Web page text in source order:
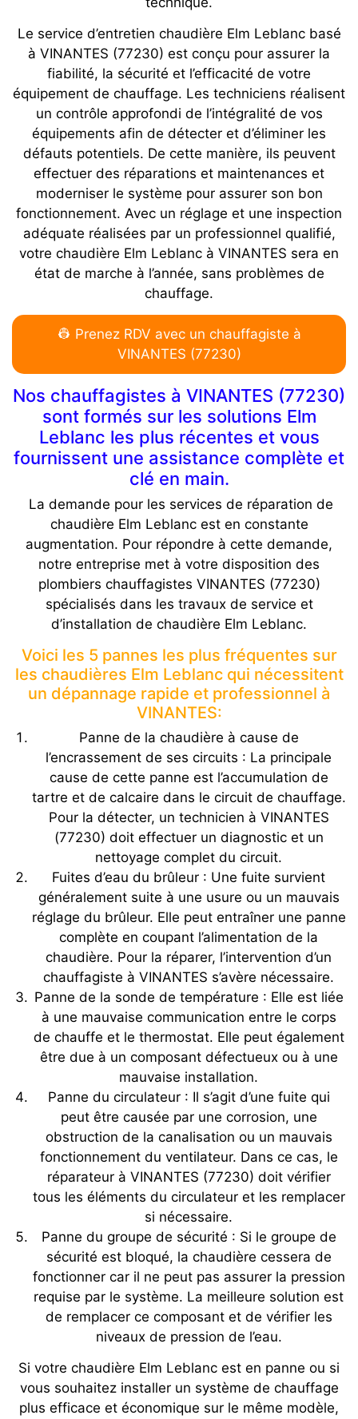
Le service d’entretien chaudière Elm Leblanc basé
à VINANTES (77230) est conçu pour assurer la
fiabilité, la sécurité et l’efficacité de votre
équipement de chauffage. Les techniciens réalisent
un contrôle approfondi de l’intégralité de vos
équipements afin de détecter et d’éliminer les
défauts potentiels. De cette manière, ils peuvent
effectuer des réparations et maintenances et
moderniser le système pour assurer son bon
fonctionnement. Avec un réglage et une inspection
adéquate réalisées par un professionnel qualifié,
votre chaudière Elm Leblanc à VINANTES sera en
état de marche à l’année, sans problèmes de
chauffage.
👷 Prenez RDV avec un chauffagiste à
VINANTES (77230)
Nos chauffagistes à VINANTES (77230)
sont formés sur les solutions Elm
Leblanc les plus récentes et vous
fournissent une assistance complète et
clé en main.
La demande pour les services de réparation de
chaudière Elm Leblanc est en constante
augmentation. Pour répondre à cette demande,
notre entreprise met à votre disposition des
plombiers chauffagistes VINANTES (77230)
spécialisés dans les travaux de service et
d’installation de chaudière Elm Leblanc.
Voici les 5 pannes les plus fréquentes sur
les chaudières Elm Leblanc qui nécessitent
un dépannage rapide et professionnel à
VINANTES:
Panne de la chaudière à cause de
l’encrassement de ses circuits : La principale
cause de cette panne est l’accumulation de
tartre et de calcaire dans le circuit de chauffage.
Pour la détecter, un technicien à VINANTES
(77230) doit effectuer un diagnostic et un
nettoyage complet du circuit.
Fuites d’eau du brûleur : Une fuite survient
généralement suite à une usure ou un mauvais
réglage du brûleur. Elle peut entraîner une panne
complète en coupant l’alimentation de la
chaudière. Pour la réparer, l’intervention d’un
chauffagiste à VINANTES s’avère nécessaire.
Panne de la sonde de température : Elle est liée
à une mauvaise communication entre le corps
de chauffe et le thermostat. Elle peut également
être due à un composant défectueux ou à une
mauvaise installation.
Panne du circulateur : Il s’agit d’une fuite qui
peut être causée par une corrosion, une
obstruction de la canalisation ou un mauvais
fonctionnement du ventilateur. Dans ce cas, le
réparateur à VINANTES (77230) doit vérifier
tous les éléments du circulateur et les remplacer
si nécessaire.
Panne du groupe de sécurité : Si le groupe de
sécurité est bloqué, la chaudière cessera de
fonctionner car il ne peut pas assurer la pression
requise par le système. La meilleure solution est
de remplacer ce composant et de vérifier les
niveaux de pression de l’eau.
Si votre chaudière Elm Leblanc est en panne ou si
vous souhaitez installer un système de chauffage
plus efficace et économique sur le même modèle,